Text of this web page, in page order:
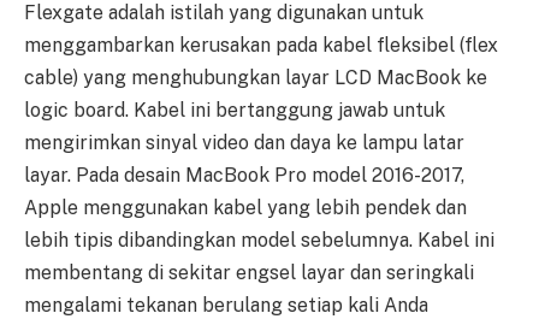
Flexgate adalah istilah yang digunakan untuk
menggambarkan kerusakan pada kabel fleksibel (flex
cable) yang menghubungkan layar LCD MacBook ke
logic board. Kabel ini bertanggung jawab untuk
mengirimkan sinyal video dan daya ke lampu latar
layar. Pada desain MacBook Pro model 2016-2017,
Apple menggunakan kabel yang lebih pendek dan
lebih tipis dibandingkan model sebelumnya. Kabel ini
membentang di sekitar engsel layar dan seringkali
mengalami tekanan berulang setiap kali Anda